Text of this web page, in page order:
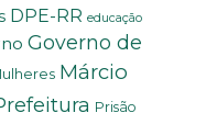
DPE-RR educação
Governo de
Márcio
Prisão